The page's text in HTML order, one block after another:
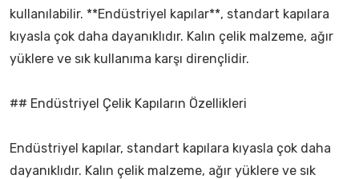
kullanılabilir. **Endüstriyel kapılar**, standart kapılara
kıyasla çok daha dayanıklıdır. Kalın çelik malzeme, ağır
yüklere ve sık kullanıma karşı dirençlidir.
## Endüstriyel Çelik Kapıların Özellikleri
Endüstriyel kapılar, standart kapılara kıyasla çok daha
dayanıklıdır. Kalın çelik malzeme, ağır yüklere ve sık